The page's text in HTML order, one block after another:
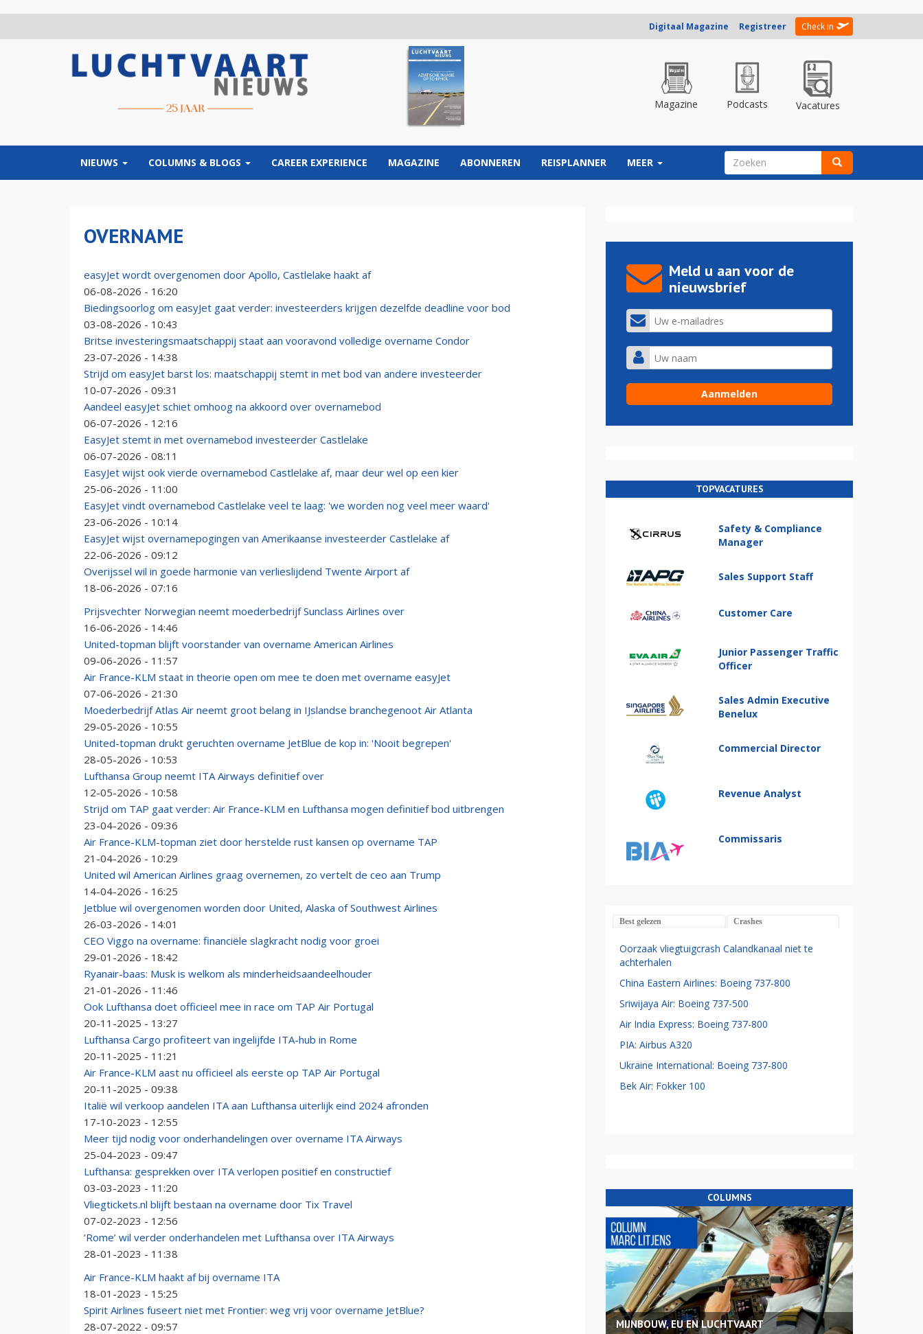
Digitaal Magazine Registreer Check in
Magazine Podcasts Vacatures
NIEUWS COLUMNS & BLOGS CAREER EXPERIENCE MAGAZINE ABONNEREN REISPLANNER MEER ZOEKVELD
OVERNAME
easyJet wordt overgenomen door Apollo, Castlelake haakt af
06-08-2026 - 16:20
Biedingsoorlog om easyJet gaat verder: investeerders krijgen dezelfde deadline voor bod
03-08-2026 - 10:43
Britse investeringsmaatschappij staat aan vooravond volledige overname Condor
23-07-2026 - 14:38
Strijd om easyJet barst los: maatschappij stemt in met bod van andere investeerder
10-07-2026 - 09:31
Aandeel easyJet schiet omhoog na akkoord over overnamebod
06-07-2026 - 12:16
EasyJet stemt in met overnamebod investeerder Castlelake
06-07-2026 - 08:11
EasyJet wijst ook vierde overnamebod Castlelake af, maar deur wel op een kier
25-06-2026 - 11:00
EasyJet vindt overnamebod Castlelake veel te laag: 'we worden nog veel meer waard'
23-06-2026 - 10:14
EasyJet wijst overnamepogingen van Amerikaanse investeerder Castlelake af
22-06-2026 - 09:12
Overijssel wil in goede harmonie van verlieslijdend Twente Airport af
18-06-2026 - 07:16
Prijsvechter Norwegian neemt moederbedrijf Sunclass Airlines over
16-06-2026 - 14:46
United-topman blijft voorstander van overname American Airlines
09-06-2026 - 11:57
Air France-KLM staat in theorie open om mee te doen met overname easyJet
07-06-2026 - 21:30
Moederbedrijf Atlas Air neemt groot belang in IJslandse branchegenoot Air Atlanta
29-05-2026 - 10:55
United-topman drukt geruchten overname JetBlue de kop in: 'Nooit begrepen'
28-05-2026 - 10:53
Lufthansa Group neemt ITA Airways definitief over
12-05-2026 - 10:58
Strijd om TAP gaat verder: Air France-KLM en Lufthansa mogen definitief bod uitbrengen
23-04-2026 - 09:36
Air France-KLM-topman ziet door herstelde rust kansen op overname TAP
21-04-2026 - 10:29
United wil American Airlines graag overnemen, zo vertelt de ceo aan Trump
14-04-2026 - 16:25
Jetblue wil overgenomen worden door United, Alaska of Southwest Airlines
26-03-2026 - 14:01
CEO Viggo na overname: financiële slagkracht nodig voor groei
29-01-2026 - 18:42
Ryanair-baas: Musk is welkom als minderheidsaandeelhouder
21-01-2026 - 11:46
Ook Lufthansa doet officieel mee in race om TAP Air Portugal
20-11-2025 - 13:27
Lufthansa Cargo profiteert van ingelijfde ITA-hub in Rome
20-11-2025 - 11:21
Air France-KLM aast nu officieel als eerste op TAP Air Portugal
20-11-2025 - 09:38
Italië wil verkoop aandelen ITA aan Lufthansa uiterlijk eind 2024 afronden
17-10-2023 - 12:55
Meer tijd nodig voor onderhandelingen over overname ITA Airways
25-04-2023 - 09:47
Lufthansa: gesprekken over ITA verlopen positief en constructief
03-03-2023 - 11:20
Vliegtickets.nl blijft bestaan na overname door Tix Travel
07-02-2023 - 12:56
‘Rome’ wil verder onderhandelen met Lufthansa over ITA Airways
28-01-2023 - 11:38
Air France-KLM haakt af bij overname ITA
18-01-2023 - 15:25
Spirit Airlines fuseert niet met Frontier: weg vrij voor overname JetBlue?
28-07-2022 - 09:57
Meld u aan voor de
nieuwsbrief
TOPVACATURES
Safety & Compliance
Manager
Sales Support Staff
Customer Care
Junior Passenger Traffic
Officer
Sales Admin Executive
Benelux
Commercial Director
Revenue Analyst
Commissaris
Best gelezen Crashes
Oorzaak vliegtuigcrash Calandkanaal niet te
achterhalen
China Eastern Airlines: Boeing 737-800
Sriwijaya Air: Boeing 737-500
Air India Express: Boeing 737-800
PIA: Airbus A320
Ukraine International: Boeing 737-800
Bek Air: Fokker 100
COLUMNS
MIJNBOUW, EU EN LUCHTVAART